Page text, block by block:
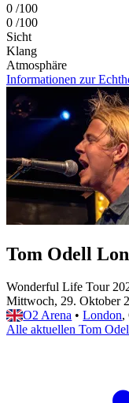
0 /100
0 /100
Sicht
Klang
Atmosphäre
Informationen zur
Tom Odell
Wonderful Life Tour
Mittwoch, 29. Oktober
O2 Arena • London,
Alle aktuellen Tom